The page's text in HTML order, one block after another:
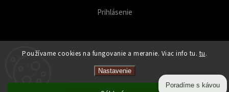
Používame cookies na fungovanie a meranie. Viac info tu. tu.
Nastavenie
Prihlásenie
Caffeitaliano. Všetky práva vyhradené.
Upraviť nastavenie cookies
Poradíme s kávou